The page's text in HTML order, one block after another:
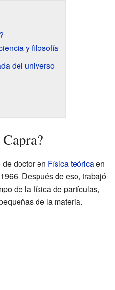
y filosofía
del universo
doctor en Física teóricaen
Después de eso, trabajó
de la física de partículas,
de la materia.